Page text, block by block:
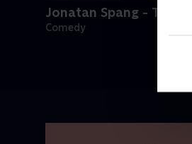
Jonatan Spang - Typisk
Comedy